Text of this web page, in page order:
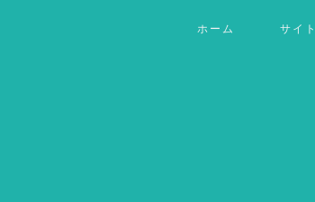
ホーム サイ